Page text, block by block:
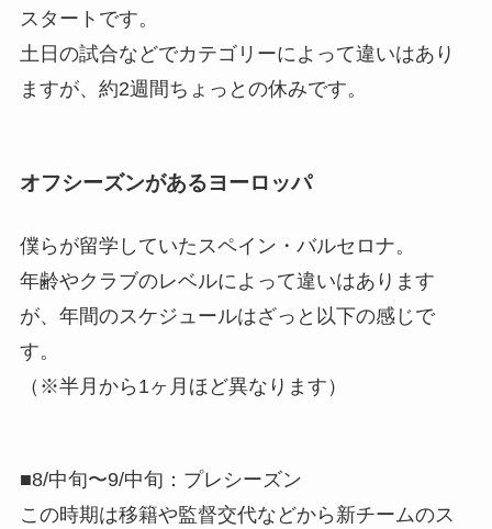
スタートです。
土日の試合などでカテゴリーによって違いはあり
ますが、約2週間ちょっとの休みです。
オフシーズンがあるヨーロッパ
僕らが留学していたスペイン・バルセロナ。
年齢やクラブのレベルによって違いはあります
が、年間のスケジュールはざっと以下の感じで
す。
（※半月から1ヶ月ほど異なります）
■8/中旬〜9/中旬：プレシーズン
この時期は移籍や監督交代などから新チームのス